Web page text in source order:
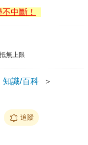
中斷！
無上限
知識/百科
＞
追蹤